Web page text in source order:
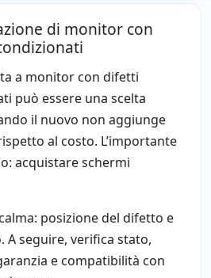
di monitor con
a monitor con difetti
può essere una scelta
il nuovo non aggiunge
al costo. L’importante
acquistare schermi
posizione del difetto e
A seguire, verifica stato,
e compatibilità con